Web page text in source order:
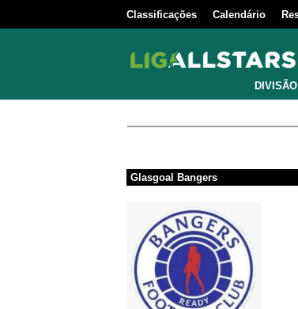
Classificações Calendário
Glasgoal Bangers